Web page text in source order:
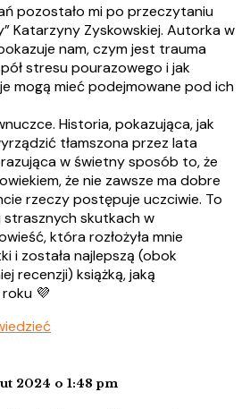
pozostało mi po przeczytaniu
Katarzyny Zyskowskiej. Autorka w
nam, czym jest trauma
stresu pourazowego i jak
mogą mieć podejmowane pod ich
Historia, pokazująca, jak
tłamszona przez lata
w świetny sposób to, że
że nie zawsze ma dobre
rzeczy postępuje uczciwie. To
strasznych skutkach w
która rozłożyła mnie
i została najlepszą (obok
recenzji) książką, jaką
💜
2024 o 1:48 pm